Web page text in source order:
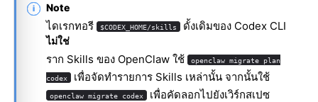
Note
ไดเรกทอรี $CODEX_HOME/skills ดั้งเดิมของ Codex CLI
ไม่ใช่
ราก Skills ของ OpenClaw ใช้ openclaw migrate plan
codex เพื่อจัดทำรายการ Skills เหล่านั้น จากนั้นใช้
openclaw migrate codex เพื่อคัดลอกไปยังเวิร์กสเปซ